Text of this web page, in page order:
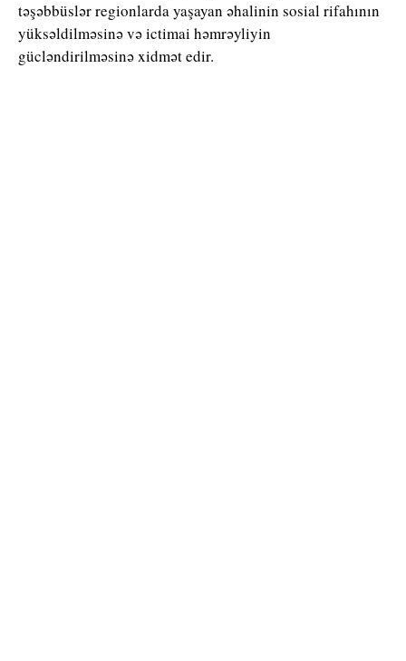
təşəbbüslər regionlarda yaşayan əhalinin sosial rifahının
yüksəldilməsinə və ictimai həmrəyliyin
gücləndirilməsinə xidmət edir.